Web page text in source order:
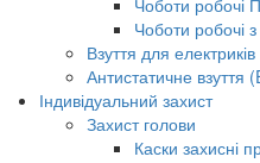
Чоботи робочі
Чоботи робочі
Взуття для електриків
Антистатичне взуття
Індивідуальний захист
Захист голови
Каски захисні